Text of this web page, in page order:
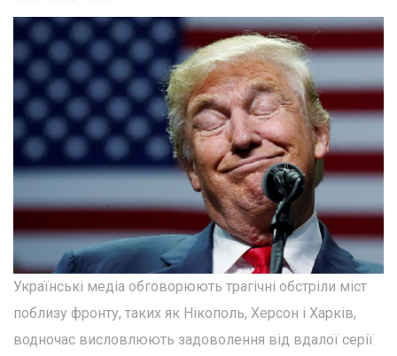
Українські медіа обговорюють трагічні обстріли міст
поблизу фронту, таких як Нікополь, Херсон і Харків,
водночас висловлюють задоволення від вдалої серії